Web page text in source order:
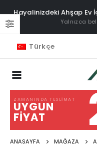
Hayalinizdeki Ahşap Ev
Yalnızca
Türkçe
ZAMANINDA TESLIMAT
UYGUN
FIYAT
ANASAYFA MAĞAZA